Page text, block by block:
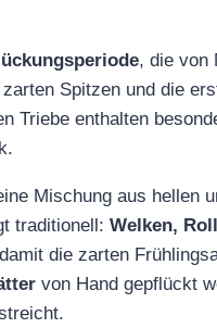
, die von
Spitzen und die
Triebe enthalten
Mischung aus hellen
traditionell: Welken,
die zarten
von Hand gepflückt